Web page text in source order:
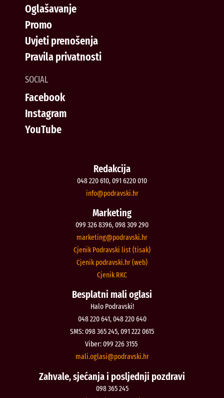
Oglašavanje
Promo
Uvjeti prenošenja
Pravila privatnosti
SOCIAL
Facebook
Instagram
YouTube
Redakcija
048 220 610, 091 6220 010
rh.iksvardop
@ofni
Marketing
099 326 8396, 098 309 290
rh.iksvardop
@gnitekram
Cjenik Podravski list (tisak)
Cjenik podravski.hr (web)
Cjenik RKC
Besplatni mali oglasi
Halo Podravski!
048 220 641, 048 220 640
SMS: 098 365 245, 091 222 0615
Viber: 099 226 3155
rh.iksvardop
@isalgo.ilam
Zahvale, sjećanja i posljednji pozdravi
098 365 245